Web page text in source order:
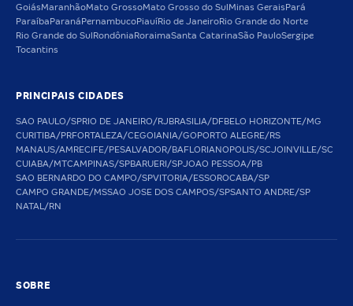
GoiásMaranhãoMato GrossoMato Grosso do Sul Minas Gerais Pará
Paraíba Paraná PernambucoPiauíRio de JaneiroRio Grande do Norte
Rio Grande do Sul Rondônia RoraimaSanta CatarinaSão PauloSergipe
Tocantins
PRINCIPAIS CIDADES
SAO PAULO/SPRIO DE JANEIRO/RJBRASILIA/DFBELO HORIZONTE/MG
CURITIBA/PRFORTALEZA/CEGOIANIA/GOPORTO ALEGRE/RS
MANAUS/AMRECIFE/PESALVADOR/BAFLORIANOPOLIS/SCJOINVILLE/SC
CUIABA/MTCAMPINAS/SPBARUERI/SPJOAO PESSOA/PB
SAO BERNARDO DO CAMPO/SPVITORIA/ESSOROCABA/SP
CAMPO GRANDE/MSSAO JOSE DOS CAMPOS/SPSANTO ANDRE/SP
NATAL/RN
SOBRE